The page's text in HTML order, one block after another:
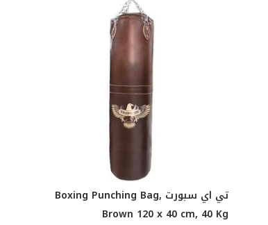
تي اي سبورت Boxing Punching Bag,
Brown 120 x 40 cm, 40 Kg